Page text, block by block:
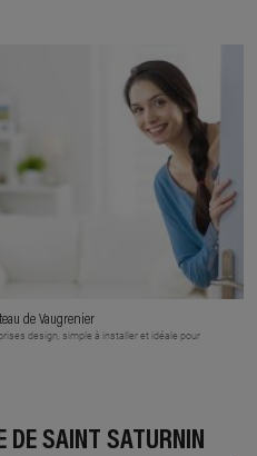
de Vaugrenier
design, simple à installer et idéale pour
DE SAINT SATURNIN